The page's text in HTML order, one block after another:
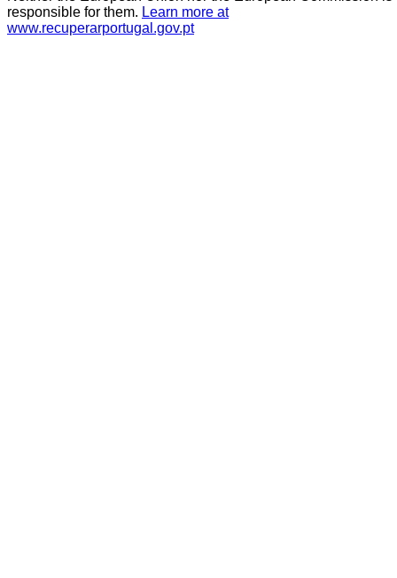
responsible for them. Learn more at
www.recuperarportugal.gov.pt